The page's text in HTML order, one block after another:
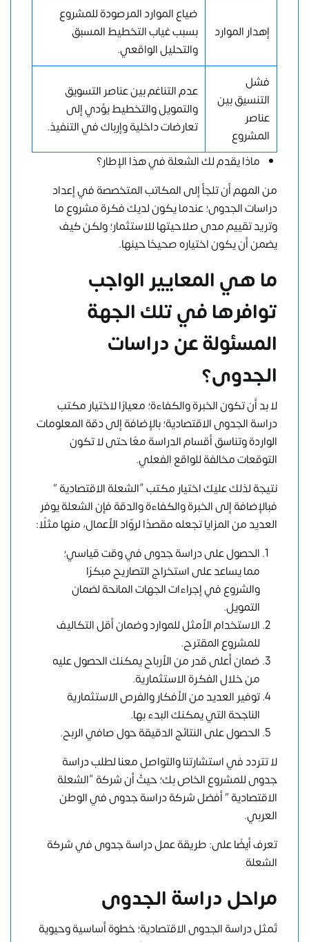
إهدار الموارد
ضياع الموارد المرصودة للمشروع
بسبب غياب التخطيط المسبق
والتحليل الواقعي.
فشل
التنسيق بين
عناصر
المشروع
عدم التناغم بين عناصر التسويق
والتمويل والتخطيط يؤدي إلى
تعارضات داخلية وإرباك في التنفيذ.
ماذا يقدم لك الشعلة في هذا الإطار؟
من المهم أن تلجأ إلى المكاتب المتخصصة في إعداد
دراسات الجدوى؛ عندما يكون لديك فكرة مشروع ما
وتريد تقييم مدى صلاحيتها للاستثمار؛ ولكن كيف
يضمن أن يكون اختياره صحيحًا حينها.
ما هي المعايير الواجب
توافرها في تلك الجهة
المسئولة عن دراسات
الجدوى؟
لا بد أن تكون الخبرة والكفاءة؛ معيارًا لاختيار مكتب
دراسة الجدوى الاقتصادية؛ بالإضافة إلى دقة المعلومات
الواردة وتناسق أقسام الدراسة معًا حتى لا تكون
التوقعات مخالفة للواقع الفعلي.
نتيجة لذلك عليك اختيار مكتب “الشعلة الاقتصادية ”
فبالإضافة إلى الخبرة والكفاءة والدقة فإن الشعلة يوفر
العديد من المزايا تجعله مقصدًا لروّاد الأعمال، منها مثلًا:
الحصول على دراسة جدوى في وقت قياسي؛
مما يساعد على استخراج التصاريح مبكرًا
والشروع في إجراءات الجهات المانحة لضمان
التمويل.
الاستخدام الأمثل للموارد وضمان أقل التكاليف
للمشروع المقترح.
ضمان أعلى قدر من الأرباح يمكنك الحصول عليه
من خلال الفكرة الاستثمارية.
توفير العديد من الأفكار والفرص الاستثمارية
الناجحة التي يمكنك البدء بها.
الحصول على النتائج الدقيقة حول صافي الربح.
لا تتردد في استشارتنا والتواصل معنا لطلب دراسة
جدوى للمشروع الخاص بك؛ حيثُ أن شركة “الشعلة
الاقتصادية ”أفضل شركة دراسة جدوى في الوطن
العربي.
تعرف أيضًا على: طريقة عمل دراسة جدوى في شركة
الشعلة
مراحل دراسة الجدوى
تٌمثل دراسة الجدوى الاقتصادية؛ خطوة أساسية وحيوية